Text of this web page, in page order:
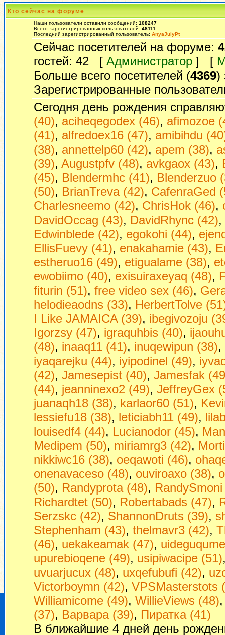
Кто сейчас на форуме
Наши пользователи оставили сообщений: 108247
Всего зарегистрированных пользователей: 48111
Последний зарегистрированный пользователь: AnyaJulyPt
Сейчас посетителей на форуме:
гостей: 42 [ Администратор ] [
Больше всего посетителей (4369)
Зарегистрированные
Сегодня день рождения
(40), aciheqegodex (46), afimozoe
(41), alfredoex16 (47), amibihdu
(38), annettelp60 (42), apem (38),
(39), Augustpfv (48), avkgaox (43),
(45), Blendermhc (41), Blenderzuo
(50), BrianTreva (42), CafenraGed
Charlesneemo (42), ChrisHok (46),
DavidOccag (43), DavidRhync (42),
Edwinblede (42), egokohi (44),
EllisFuevy (41), enakahamie (43),
estheruo16 (49), etigualame (38),
ewobiimo (40), exisuiraxeyaq (48),
fiturin (51), free video sex (46),
helodieaodns (33), HerbertTolve
I Like JAMAICA (39), ibegivozoju
Igorzsy (47), igraquhbis (40),
(48), inaaq11 (41), inuqewipun (38),
iyaqarejku (44), iyipodinel (49),
(42), Jamesepist (40), Jamesfak
(44), jeanninexo2 (49), JeffreyGex
juanaqh18 (38), karlaor60 (51),
lessiefu18 (38), leticiabh11 (49),
louisedf4 (44), Lucianodor (45),
Medipem (50), miriamrg3 (42),
nikkiwc16 (38), oeqawoti (46),
onenavaceso (48), ouviroaxo (38),
(50), Randyprota (48),
Richardtet (50), Robertabads (47),
Serzskc (42), ShannonDruts (39),
Stephenham (43), thelmavr3 (42),
(46), uekakeamak (47),
upurebioqene (49), usipiwacipe (51)
uvuarjucux (48), uxqefubufi (42),
Victorboymn (42), VPSMasterstots
Williamicome (49), WillieViews (48)
(37), Варвара (39), Пиратка (41)
В ближайшие 4 дней день